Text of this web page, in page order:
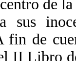
de
sus
fin de
II Libro